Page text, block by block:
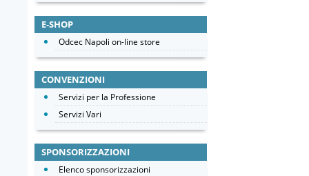
E-SHOP
Odcec Napoli on-line store
CONVENZIONI
Servizi per la Professione
Servizi Vari
SPONSORIZZAZIONI
Elenco sponsorizzazioni